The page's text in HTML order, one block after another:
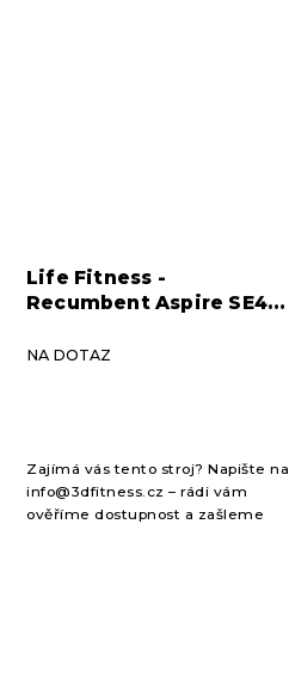
Life Fitness -
Recumbent Aspire SE4
NA DOTAZ
Zajímá vás tento stroj? Napište na
info@3dfitness.cz – rádi vám
ověříme dostupnost a zašleme